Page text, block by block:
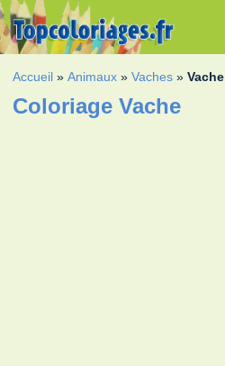
Accueil »Animaux »Vaches »Vache
Coloriage Vache